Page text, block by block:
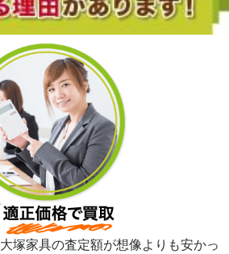
塚家具の査定額が想像よりも安かっ